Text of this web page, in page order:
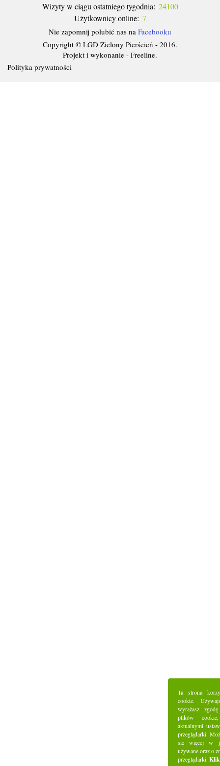
Wizyty w ciągu ostatniego tygodnia: 24100
Użytkownicy online: 7
Nie zapomnij polubić nas na Facebooku
Copyright © LGD Zielony Pierścień - 2016.
Projekt i wykonanie - Freeline.
Polityka prywatności
Ta strona
cookie.
wyrażasz
plików
aktualnymi
przeglądarki.
się więcej w
używane oraz o
przeglądarki.